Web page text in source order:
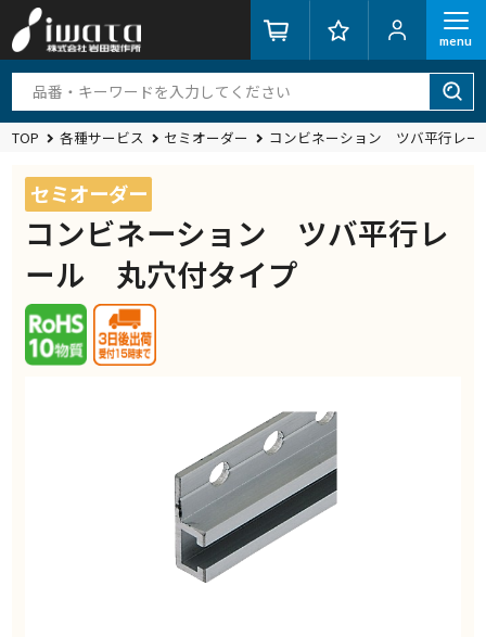
menu
TOP 各種サービス セミオーダー コンビネーション ツバ平行レ
セミオーダー
コンビネーション ツバ平行レ
ール 丸穴付タイプ